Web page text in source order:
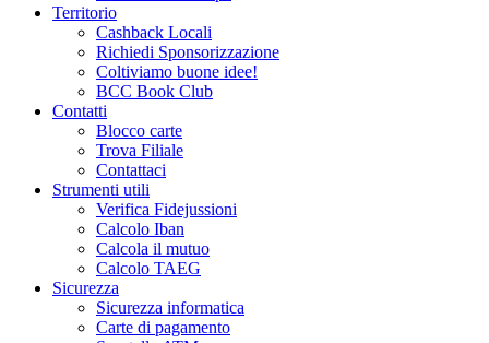
Territorio
Cashback Locali
Richiedi Sponsorizzazione
Coltiviamo buone idee!
BCC Book Club
Contatti
Blocco carte
Trova Filiale
Contattaci
Strumenti utili
Verifica Fidejussioni
Calcolo Iban
Calcola il mutuo
Calcolo TAEG
Sicurezza
Sicurezza informatica
Carte di pagamento